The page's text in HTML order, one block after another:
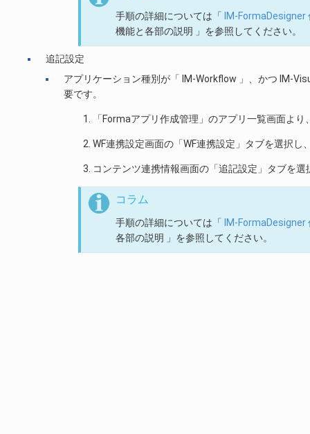
手順の詳細については「
IM-
機能と各部の説明 」を参照してください。
追記設定
アプリケーション種別が「 IM-Workflow 」、かつ IM-
要です。
「Formaアプリ作成管理」のアプリ一覧画面よ
WF連携設定画面の「WF連携設定」タブを選択
コンテンツ連携情報画面の「追記設定」タブを
コラム
手順の詳細については「
IM-
各部の説明 」を参照してください。